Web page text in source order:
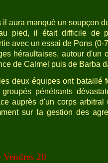
il aura manqué un soupçon
pied, il était difficile de
avec un essai de Pons (0-
héraultaises, autour d'un
de Calmel puis de Barba
deux équipes ont bataillé
pénétrants
auprès d'un corps
sur la gestion des
20